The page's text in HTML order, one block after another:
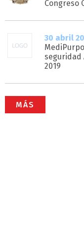
Congreso
30 abril
seguridad
2019
MÁS